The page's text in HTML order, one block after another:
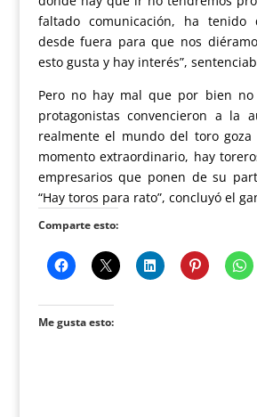
faltado comunicación, ha tenido
desde fuera para que nos
esto gusta y hay interés”,
Pero no hay mal que por bien
protagonistas convencieron a la
realmente el mundo del toro goza
momento extraordinario, hay
empresarios que ponen de su
“Hay toros para rato”, concluyó el
Comparte esto:
Me gusta esto: